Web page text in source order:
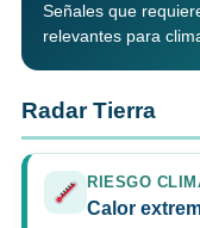
Señales que
relevantes para
Radar Tierra
RIESGO
Calor